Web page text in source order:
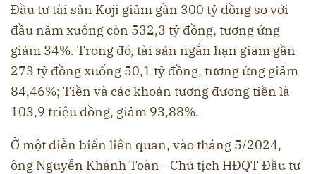
Đầu tư tài sản Koji giảm gần 300 tỷ đồng so với
đầu năm xuống còn 532,3 tỷ đồng, tương ứng
giảm 34%. Trong đó, tài sản ngắn hạn giảm gần
273 tỷ đồng xuống 50,1 tỷ đồng, tương ứng giảm
84,46%; Tiền và các khoản tương đương tiền là
103,9 triệu đồng, giảm 93,88%.
Ở một diễn biến liên quan, vào tháng 5/2024,
ông Nguyễn Khánh Toàn - Chủ tịch HĐQT Đầu tư